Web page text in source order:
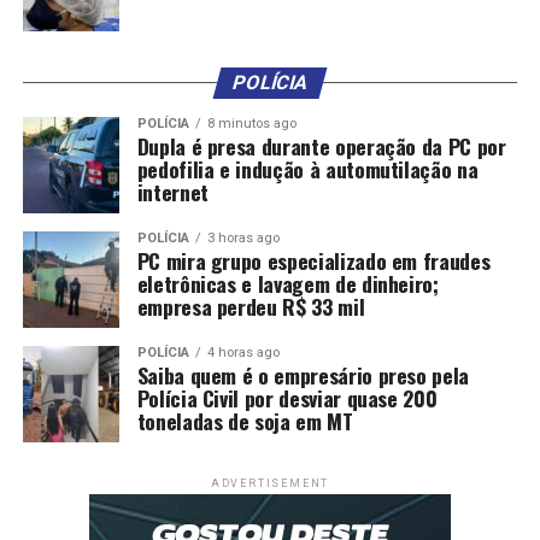
filantrópicas.
O governador Otaviano Pivetta apresentou uma
proposta de cooperação para acelerar reformas em
unidades escolares municipais por meio de
transferências diretas de recursos do Estado para as
prefeituras. Segundo o governador, a intenção é
simplificar os processos para garantir mais agilidade na
execução das obras.
“O Estado está disposto a apoiar os municípios para que
as reformas aconteçam com rapidez. A proposta é dar
autonomia às prefeituras para executar os projetos e
acelerar a melhoria das escolas”, explicou.
Outro tema debatido foi a necessidade de ampliar
aprendizagem, especialmente após os impactos
observados nos indicadores educacionais dos últimos
POLÍCIA
POLÍCIA 8 minutos ago
Dupla é presa durante operação da PC por
pedofilia e indução à automutilação na
internet
POLÍCIA 3 horas ago
PC mira grupo especializado em fraudes
eletrônicas e lavagem de dinheiro;
empresa perdeu R$ 33 mil
POLÍCIA 4 horas ago
Saiba quem é o empresário preso pela
Polícia Civil por desviar quase 200
toneladas de soja em MT
ADVERTISEMENT